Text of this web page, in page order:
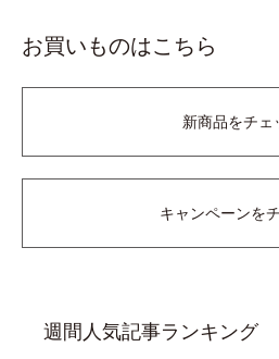
お買いものはこちら
新商品をチェ
キャンペーンを
週間人気記事ランキング